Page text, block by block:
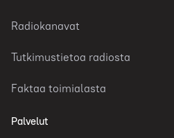
Radiokanavat
Tutkimustietoa radiosta
Faktaa toimialasta
Palvelut